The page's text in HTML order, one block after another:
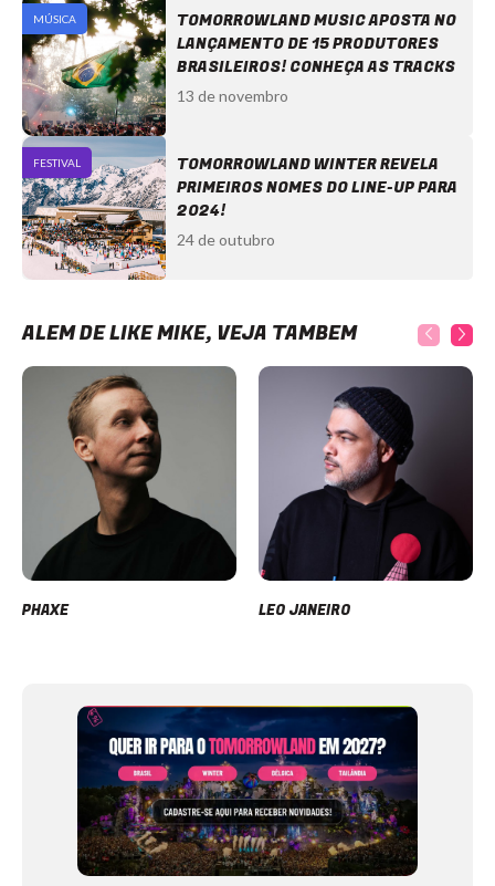
MÚSICA
TOMORROWLAND MUSIC APOSTA NO
LANÇAMENTO DE 15 PRODUTORES
BRASILEIROS! CONHEÇA AS TRACKS
13 de novembro
FESTIVAL
TOMORROWLAND WINTER REVELA
PRIMEIROS NOMES DO LINE-UP PARA
2024!
24 de outubro
ALÉM DE LIKE MIKE, VEJA TAMBÉM
PHAXE LEO JANEIRO